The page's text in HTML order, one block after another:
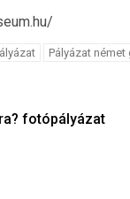
Pályázat
fotópályázat